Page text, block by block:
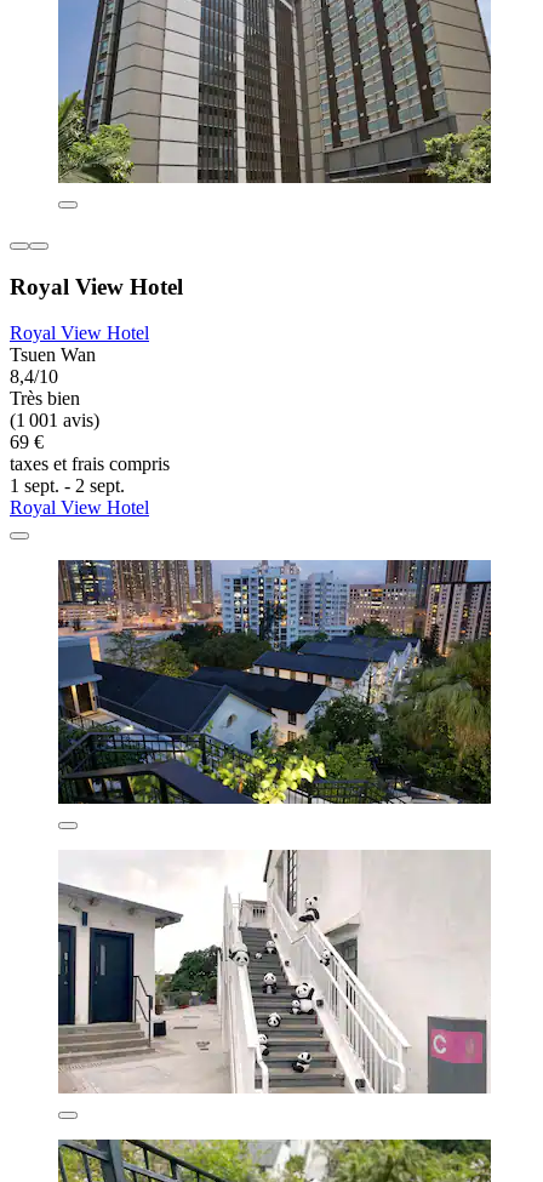
Royal View Hotel
Royal View Hotel
Tsuen Wan
8,4/10
Très bien
(1 001 avis)
69 €
taxes et frais compris
1 sept. - 2 sept.
Royal View Hotel